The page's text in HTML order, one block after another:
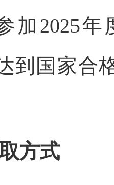
加2025
到国家合
方式